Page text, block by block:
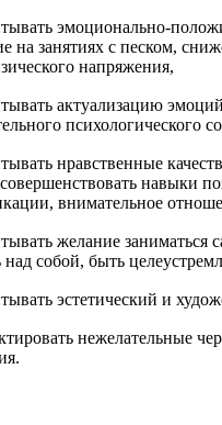
эмоционально-
на занятиях с песком,
напряжения,
актуализацию эмоций
психологического
нравственные
навыки
внимательное
желание заниматься
над собой, быть
эстетический и
нежелательные